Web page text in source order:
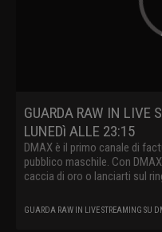
GUARDA RAW IN LIVE
LUNEDì ALLE 23:15
DMAX è il primo canale di
pubblico maschile. Con
caccia di oro o lanciarti sul
GUARDA RAW IN LIVE STREAMING SU